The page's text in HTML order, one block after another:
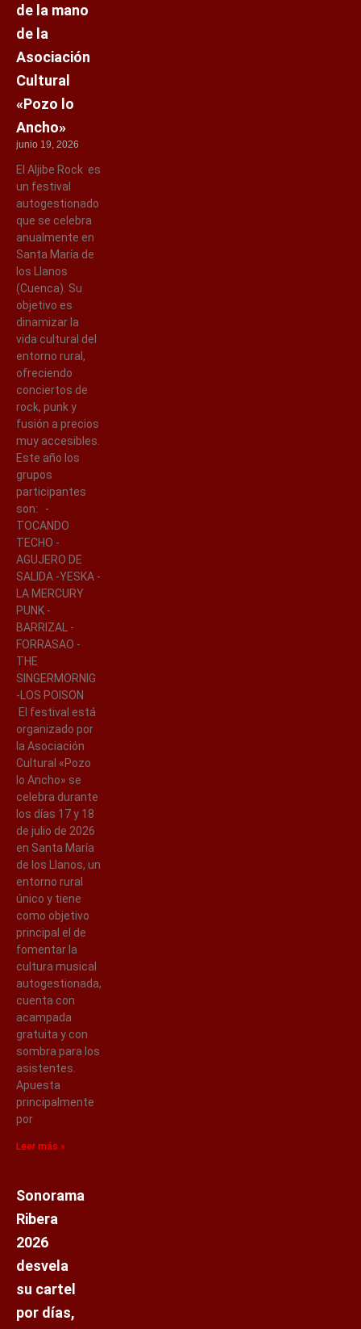
de la mano
de la
Asociación
Cultural
«Pozo lo
Ancho»
junio 19, 2026
El Aljibe Rock es
un festival
autogestionado
que se celebra
anualmente en
Santa María de
los Llanos
(Cuenca). Su
objetivo es
dinamizar la
vida cultural del
entorno rural,
ofreciendo
conciertos de
rock, punk y
fusión a precios
muy accesibles.
Este año los
grupos
participantes
son: -
TOCANDO
TECHO -
AGUJERO DE
SALIDA -YESKA -
LA MERCURY
PUNK -
BARRIZAL -
FORRASAO -
THE
SINGERMORNIG
-LOS POISON
El festival está
organizado por
la Asociación
Cultural «Pozo
lo Ancho» se
celebra durante
los días 17 y 18
de julio de 2026
en Santa María
de los Llanos, un
entorno rural
único y tiene
como objetivo
principal el de
fomentar la
cultura musical
autogestionada,
cuenta con
acampada
gratuita y con
sombra para los
asistentes.
Apuesta
principalmente
por
Leer más »
Sonorama
Ribera
2026
desvela
su cartel
por días,